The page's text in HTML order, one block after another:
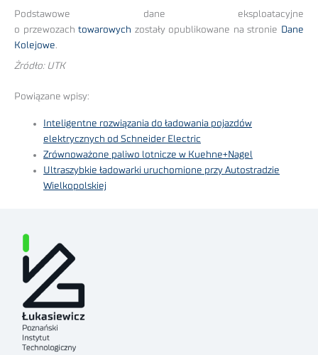
Podstawowe dane eksploatacyjne
o przewozachtowarowych zostały opublikowane na stronie Dane
Kolejowe.
Żródło: UTK
Powiązane wpisy:
Inteligentne rozwiązania do ładowania pojazdów
elektrycznych od Schneider Electric
Zrównoważone paliwo lotnicze w Kuehne+Nagel
Ultraszybkie ładowarki uruchomione przy Autostradzie
Wielkopolskiej